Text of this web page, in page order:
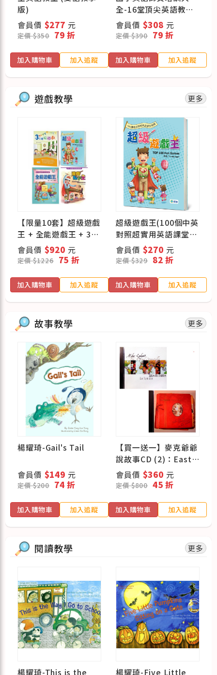
版)
會員價 $277 元
定價 $350 79 折
加入購物車 加入追蹤
全-16堂頂尖英語教師
必修課(附26首英語歌
謠)
會員價 $308 元
定價 $390 79 折
加入購物車 加入追蹤
遊戲教學 更多
【限量10套】超級遊戲
王 + 全能遊戲王 + 3分
鐘玩遊戲 + 遊戲點子王
會員價 $920 元
定價 $1226 75 折
加入購物車 加入追蹤
超級遊戲王(100個中英
對照超實用英語課堂遊
戲)
會員價 $270 元
定價 $329 82 折
加入購物車 加入追蹤
故事教學 更多
楊耀琦-Gail's Tail
會員價 $149 元
定價 $200 74 折
加入購物車 加入追蹤
【買一送一】麥克爺爺
說故事CD (2)：East
Meets West 送 CD
(1)：Tales for the
會員價 $360 元
定價 $800 45 折
加入購物車 加入追蹤
閱讀教學 更多
楊耀琦-This is the 楊耀琦-Five Little